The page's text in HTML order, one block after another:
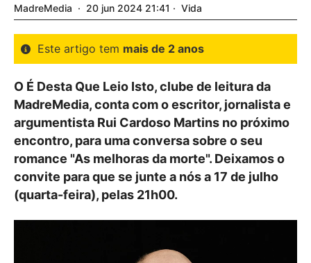
MadreMedia 20 jun 2024 21:41 Vida
Este artigo tem mais de 2 anos
O É Desta Que Leio Isto, clube de leitura da
MadreMedia, conta com o escritor, jornalista e
argumentista Rui Cardoso Martins no próximo
encontro, para uma conversa sobre o seu
romance "As melhoras da morte". Deixamos o
convite para que se junte a nós a 17 de julho
(quarta-feira), pelas 21h00.